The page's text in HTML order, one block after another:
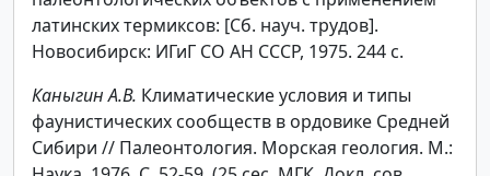
латинских термиксов: [Сб. науч. трудов].
Новосибирск: ИГиГ СО АН СССР, 1975. 244 с.
Каныгин А.В. Климатические условия и типы
фаунистических сообществ в ордовике Средней
Сибири // Палеонтология. Морская геология. М.: